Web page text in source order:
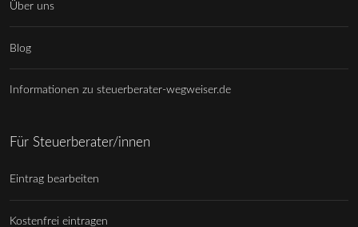
Über uns
Blog
Informationen zu steuerberater-wegweiser.de
Für Steuerberater/innen
Eintrag bearbeiten
Kostenfrei eintragen